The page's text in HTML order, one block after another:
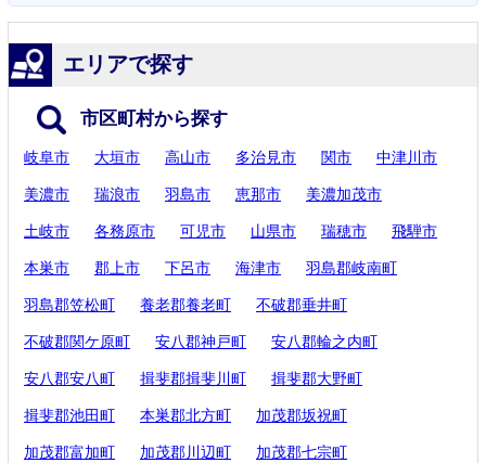
エリアで探す
市区町村から探す
岐阜市 大垣市 高山市 多治見市 関市 中津川市
美濃市 瑞浪市 羽島市 恵那市 美濃加茂市
土岐市 各務原市 可児市 山県市 瑞穂市 飛騨市
本巣市 郡上市 下呂市 海津市 羽島郡岐南町
羽島郡笠松町 養老郡養老町 不破郡垂井町
不破郡関ケ原町 安八郡神戸町 安八郡輪之内町
安八郡安八町 揖斐郡揖斐川町 揖斐郡大野町
揖斐郡池田町 本巣郡北方町 加茂郡坂祝町
加茂郡富加町 加茂郡川辺町 加茂郡七宗町